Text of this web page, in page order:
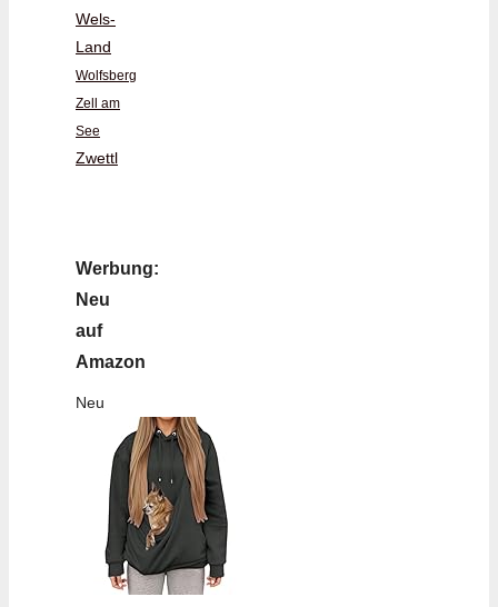
Wels-
Land
Wolfsberg
Zell am
See
Zwettl
Werbung:
Neu
auf
Amazon
Neu